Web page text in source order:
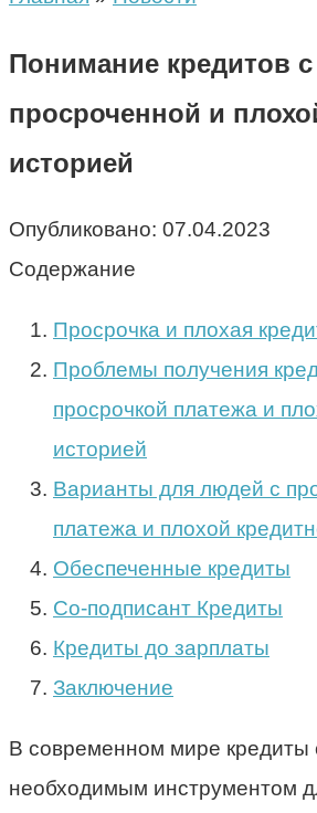
Понимание кредитов с
просроченной и
историей
Опубликовано: 07.04.2023
Содержание
Просрочка и плохая
Проблемы получения
просрочкой платежа и
историей
Варианты для людей с
платежа и плохой
Обеспеченные кредиты
Со-подписант Кредиты
Кредиты до зарплаты
Заключение
В современном мире кредиты
необходимым инструментом